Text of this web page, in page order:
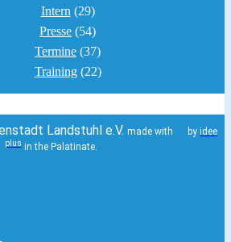
Intern (29)
Presse (54)
Termine (37)
Training(22)
Landstuhl e.V. made with by idee
plusin the Palatinate.